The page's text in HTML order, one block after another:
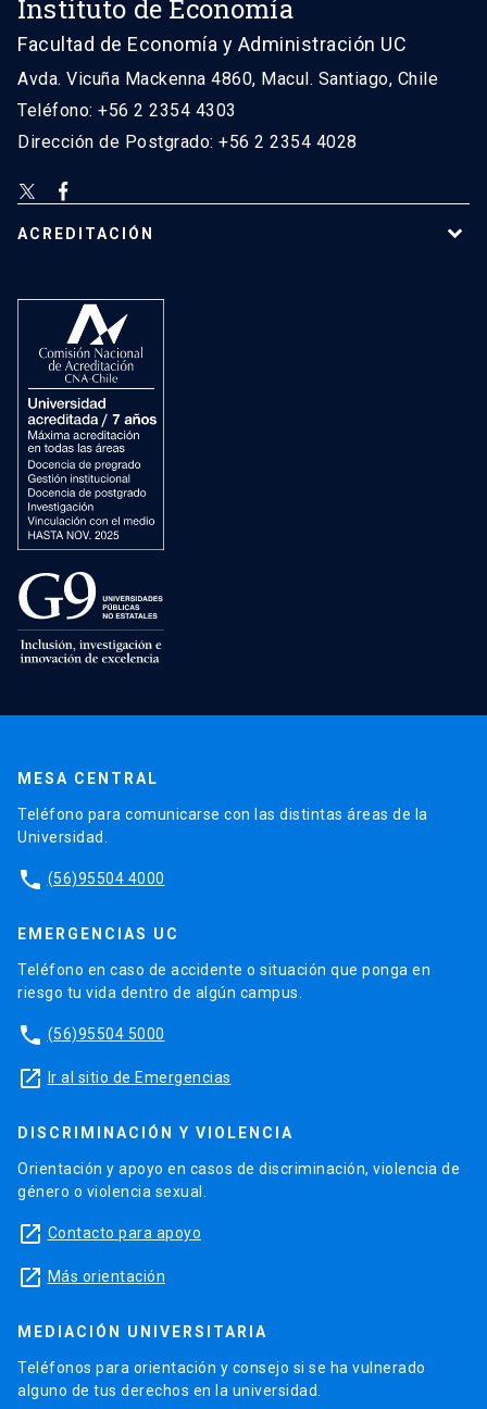
Instituto de Economía
Facultad de Economía y Administración UC
Avda. Vicuña Mackenna 4860, Macul. Santiago, Chile
Teléfono: +56 2 2354 4303
Dirección de Postgrado: +56 2 2354 4028
ACREDITACIÓN
MESA CENTRAL
Teléfono para comunicarse con las distintas áreas de la
Universidad.
phone (56)95504 4000
EMERGENCIAS UC
Teléfono en caso de accidente o situación que ponga en
riesgo tu vida dentro de algún campus.
phone (56)95504 5000
launch Ir al sitio de Emergencias
DISCRIMINACIÓN Y VIOLENCIA
Orientación y apoyo en casos de discriminación, violencia de
género o violencia sexual.
launch Contacto para apoyo
launch Más orientación
MEDIACIÓN UNIVERSITARIA
Teléfonos para orientación y consejo si se ha vulnerado
alguno de tus derechos en la universidad.